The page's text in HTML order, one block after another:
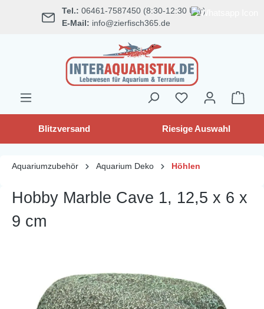
springen Tel.: 06461-7587450 (8:30-12:30 Uhr)
E-Mail: info@zierfisch365.de
Blitzversand Riesige Auswahl
Aquariumzubehör Aquarium Deko Höhlen
Hobby Marble Cave 1, 12,5 x 6 x
9 cm
Bildergalerie überspringen